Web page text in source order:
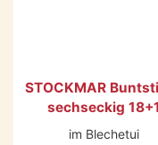
STOCKMAR
sechseckig 18+1
im Blechetui